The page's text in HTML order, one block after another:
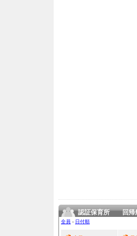
認証保育所 回帰
全員 › 日付順